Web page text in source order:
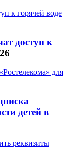
доступ к
детей в